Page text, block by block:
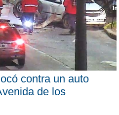
contra un auto
de los